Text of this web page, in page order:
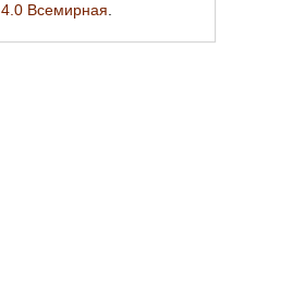
4.0 Всемирная